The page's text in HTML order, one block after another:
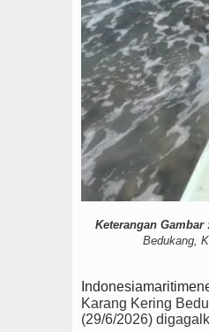
Keterangan Gambar
Bedukang,
Karang Kering
(29/6/2026)